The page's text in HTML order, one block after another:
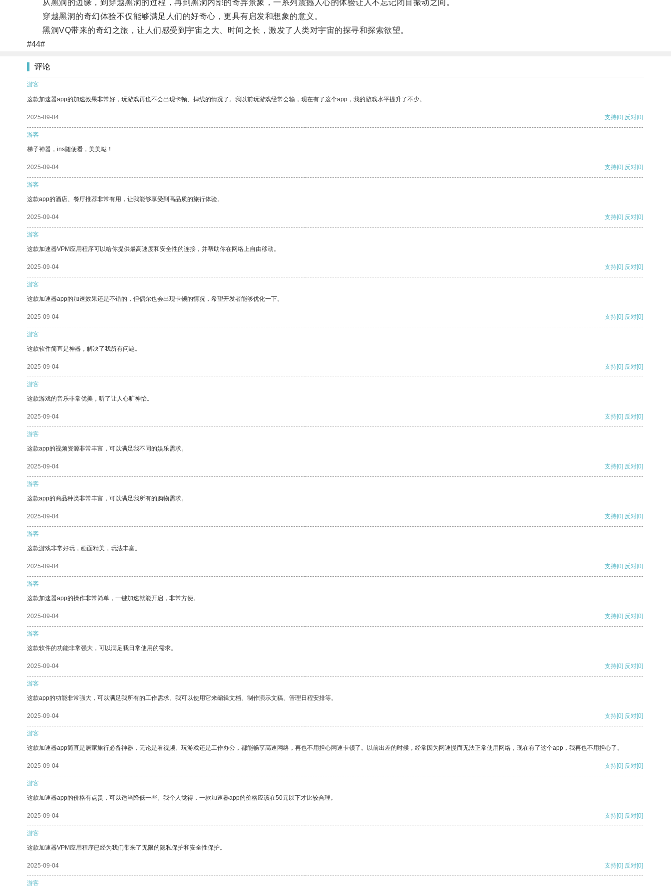
从黑洞的边缘，到穿越黑洞的过程，再到黑洞内部的奇异景象，一系列震撼人心的体验让人不忘记闭目振动之间。
穿越黑洞的奇幻体验不仅能够满足人们的好奇心，更具有启发和想象的意义。
黑洞VQ带来的奇幻之旅，让人们感受到宇宙之大、时间之长，激发了人类对宇宙的探寻和探索欲望。
#44#
评论
游客
这款加速器app的加速效果非常好，玩游戏再也不会出现卡顿、掉线的情况了。我以前玩游戏经常会输，现在有了这个app，我的游戏水平提升了不少。
2025-09-04 支持[0] 反对[0]
游客
梯子神器，ins随便看，美美哒！
2025-09-04 支持[0] 反对[0]
游客
这款app的酒店、餐厅推荐非常有用，让我能够享受到高品质的旅行体验。
2025-09-04 支持[0] 反对[0]
游客
这款加速器VPM应用程序可以给你提供最高速度和安全性的连接，并帮助你在网络上自由移动。
2025-09-04 支持[0] 反对[0]
游客
这款加速器app的加速效果还是不错的，但偶尔也会出现卡顿的情况，希望开发者能够优化一下。
2025-09-04 支持[0] 反对[0]
游客
这款软件简直是神器，解决了我所有问题。
2025-09-04 支持[0] 反对[0]
游客
这款游戏的音乐非常优美，听了让人心旷神怡。
2025-09-04 支持[0] 反对[0]
游客
这款app的视频资源非常丰富，可以满足我不同的娱乐需求。
2025-09-04 支持[0] 反对[0]
游客
这款app的商品种类非常丰富，可以满足我所有的购物需求。
2025-09-04 支持[0] 反对[0]
游客
这款游戏非常好玩，画面精美，玩法丰富。
2025-09-04 支持[0] 反对[0]
游客
这款加速器app的操作非常简单，一键加速就能开启，非常方便。
2025-09-04 支持[0] 反对[0]
游客
这款软件的功能非常强大，可以满足我日常使用的需求。
2025-09-04 支持[0] 反对[0]
游客
这款app的功能非常强大，可以满足我所有的工作需求。我可以使用它来编辑文档、制作演示文稿、管理日程安排等。
2025-09-04 支持[0] 反对[0]
游客
这款加速器app简直是居家旅行必备神器，无论是看视频、玩游戏还是工作办公，都能畅享高速网络，再也不用担心网速卡顿了。以前出差的时候，经常因为网速慢而无法正常使用网络，现在有了这个app，我再也不用担心了。
2025-09-04 支持[0] 反对[0]
游客
这款加速器app的价格有点贵，可以适当降低一些。我个人觉得，一款加速器app的价格应该在50元以下才比较合理。
2025-09-04 支持[0] 反对[0]
游客
这款加速器VPM应用程序已经为我们带来了无限的隐私保护和安全性保护。
2025-09-04 支持[0] 反对[0]
游客